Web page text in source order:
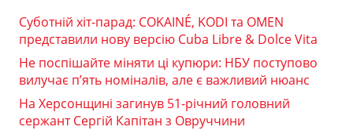
Суботній хіт-парад: COKAINÉ, KODI та OMEN
представили нову версію Cuba Libre & Dolce Vita
Не поспішайте міняти ці купюри: НБУ поступово
вилучає п’ять номіналів, але є важливий нюанс
На Херсонщині загинув 51-річний головний
сержант Сергій Капітан з Овруччини